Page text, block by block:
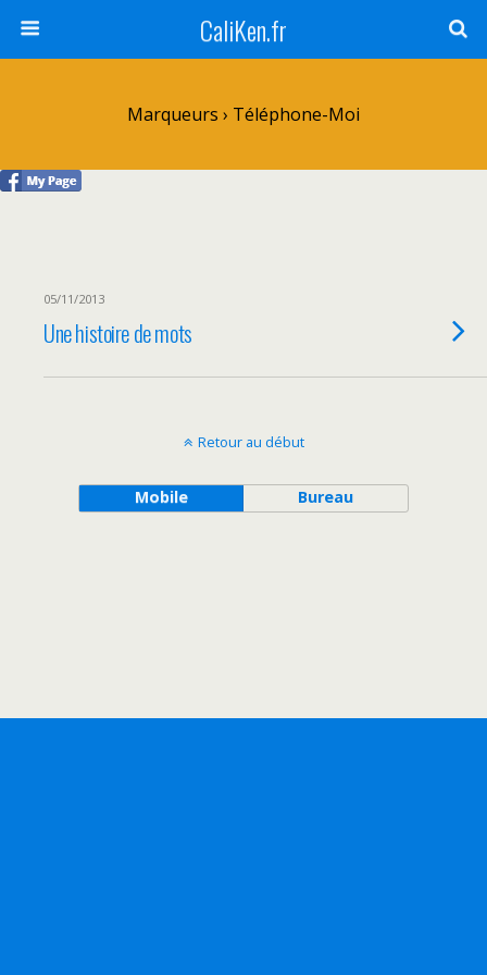
CaliKen.fr
Marqueurs › Téléphone-Moi
05/11/2013
Une histoire de mots
Retour au début
Mobile Bureau